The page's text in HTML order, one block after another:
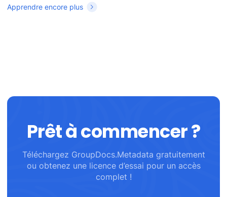
Apprendre encore plus
Prêt à commencer ?
Téléchargez GroupDocs.Metadata gratuitement
ou obtenez une licence d’essai pour un accès
complet !